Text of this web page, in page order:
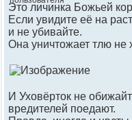
Это личинка Божьей
Если увидите её на
и не убивайте.
Она уничтожает тлю не
И Уховёрток не
вредителей поедают.